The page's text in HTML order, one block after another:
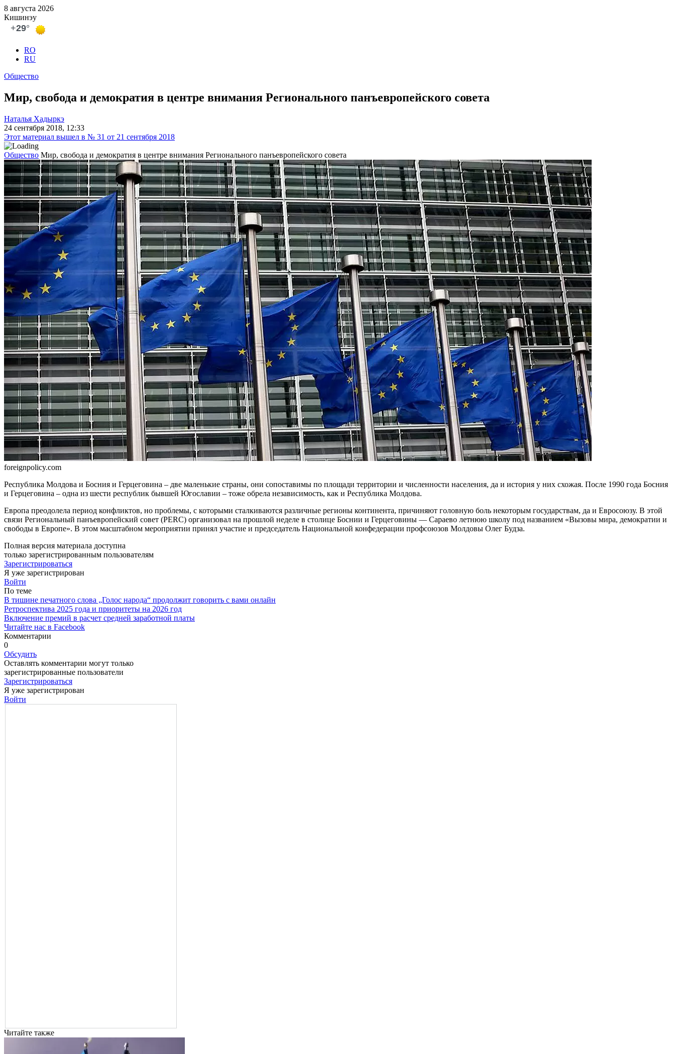
8 августа 2026
Кишинэу
RO
RU
Общество
Мир, свобода и демократия в центре внимания Регионального панъевропейского совета
Наталья Хадыркэ
24 сентября 2018, 12:33
Этот материал вышел в № 31 от 21 сентября 2018
Общество Мир, свобода и демократия в центре внимания Регионального панъевропейского совета
foreignpolicy.com
Республика Молдова и Бос­ния и Герцеговина – две ма­ленькие страны, они сопоста­вимы по площади территории и численности населения, да и история у них схожая. После 1990 года Босния
и Герцегови­на – одна из шести республик бывшей Югославии – тоже об­рела независимость, как и Рес­публика Молдова.
Европа преодолела период конфликтов, но проблемы, с кото­рыми сталкиваются различные ре­гионы континента, причиняют го­ловную боль некоторым государс­твам, да и Евросоюзу. В этой
свя­зи Региональный панъевропейс­кий совет (PERC) организовал на прошлой неделе в столице Боснии и Герцеговины — Сараево летнюю школу под названием «Вызовы мира, демократии и
свободы в Ев­ропе». В этом масштабном мероп­риятии принял участие и предсе­датель Национальной конфедера­ции профсоюзов Молдовы Олег Будза.
Полная версия материала доступна
только зарегистрированным пользователям
Зарегистрироваться
Я уже зарегистрирован
Войти
По теме
В тишине печатного слова „Голос народа“ продолжит говорить с вами онлайн
Ретроспектива 2025 года и приоритеты на 2026 год
Включение премий в расчет средней заработной платы
Читайте нас в Facebook
Комментарии
0
Обсудить
Оставлять комментарии могут только
зарегистрированные пользователи
Зарегистрироваться
Я уже зарегистрирован
Войти
Читайте также